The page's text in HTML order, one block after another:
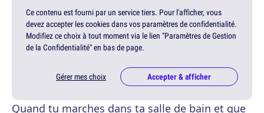
Ce contenu est fourni par un service tiers. Pour l'afficher, vous
devez accepter les cookies dans vos paramètres de confidentialité.
Modifiez ce choix à tout moment via le lien "Paramètres de Gestion
de la Confidentialité" en bas de page.
Gérer mes choix Accepter & afficher
Quand tu marches dans ta salle de bain et que